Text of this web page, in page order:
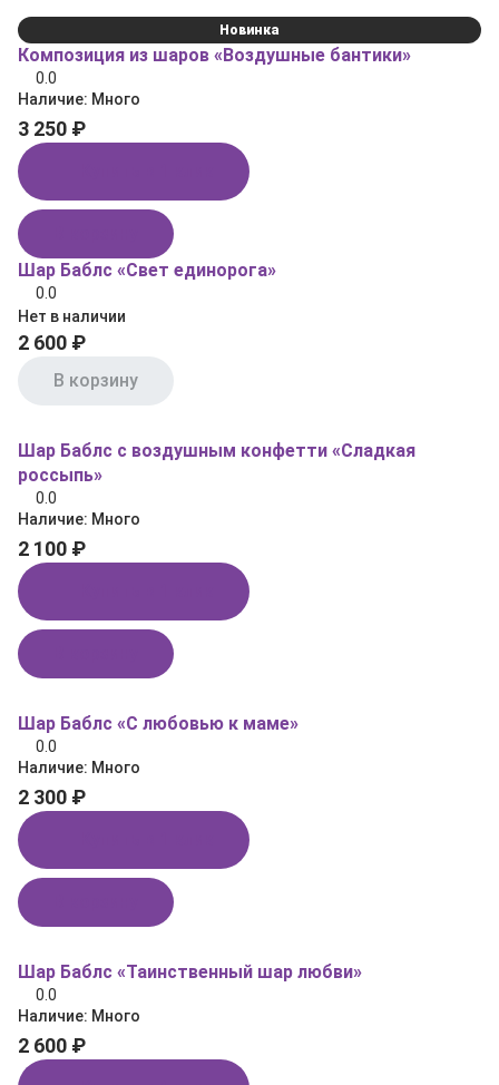
Новинка
Композиция из шаров «Воздушные бантики»
0.0
Наличие: Много
3 250 ₽
Шар Баблс «Свет единорога»
0.0
Нет в наличии
2 600 ₽
В корзину
Шар Баблс с воздушным конфетти «Сладкая
россыпь»
0.0
Наличие: Много
2 100 ₽
Шар Баблс «С любовью к маме»
0.0
Наличие: Много
2 300 ₽
Шар Баблс «Таинственный шар любви»
0.0
Наличие: Много
2 600 ₽